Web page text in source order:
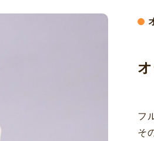
フ
そ